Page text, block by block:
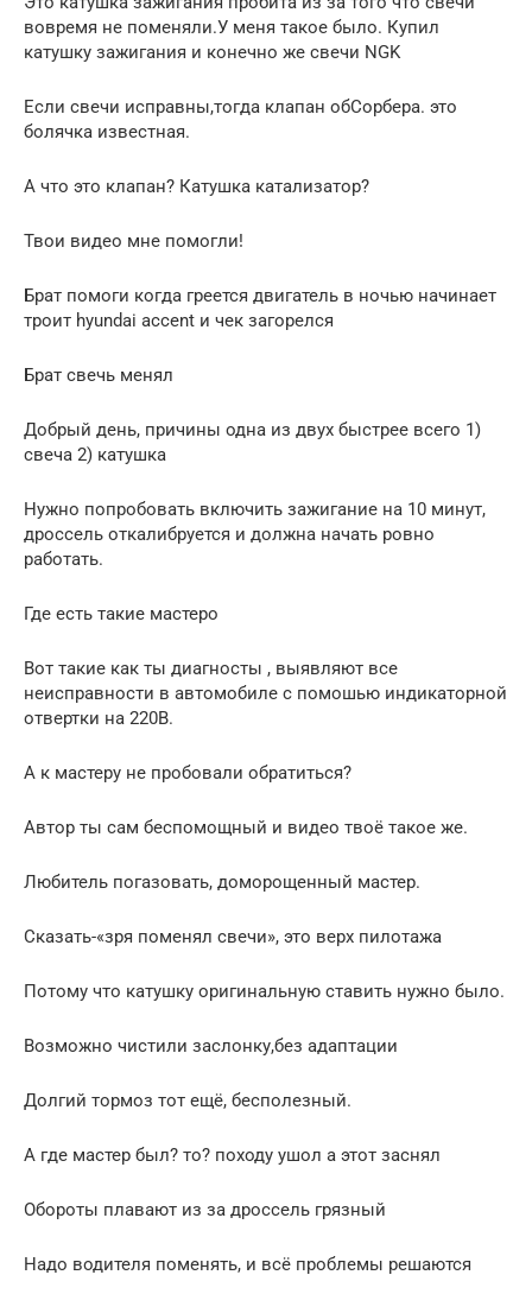
вовремя не поменяли.У меня такое было. Купил
катушку зажигания и конечно же свечи NGK
Если свечи исправны,тогда клапан обСорбера. это
болячка известная.
А что это клапан? Катушка катализатор?
Твои видео мне помогли!
Брат помоги когда греется двигатель в ночью начинает
троит hyundai accent и чек загорелся
Брат свечь менял
Добрый день, причины одна из двух быстрее всего 1)
свеча 2) катушка
Нужно попробовать включить зажигание на 10 минут,
дроссель откалибруется и должна начать ровно
работать.
Где есть такие мастеро
Вот такие как ты диагносты , выявляют все
неисправности в автомобиле с помошью индикаторной
отвертки на 220В.
А к мастеру не пробовали обратиться?
Автор ты сам беспомощный и видео твоё такое же.
Любитель погазовать, доморощенный мастер.
Сказать-«зря поменял свечи», это верх пилотажа
Потому что катушку оригинальную ставить нужно было.
Возможно чистили заслонку,без адаптации
Долгий тормоз тот ещё, бесполезный.
А где мастер был? то? походу ушол а этот заснял
Обороты плавают из за дроссель грязный
Надо водителя поменять, и всё проблемы решаются